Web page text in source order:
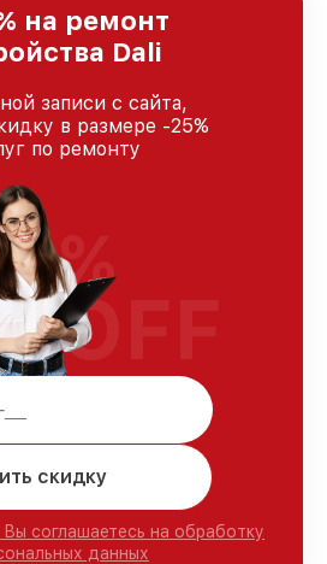
клиентов.
на ремонт
Dali
записи с сайта,
в размере -25%
по ремонту
скидку
Вы соглашаетесь на обработку
данных
%
OFF